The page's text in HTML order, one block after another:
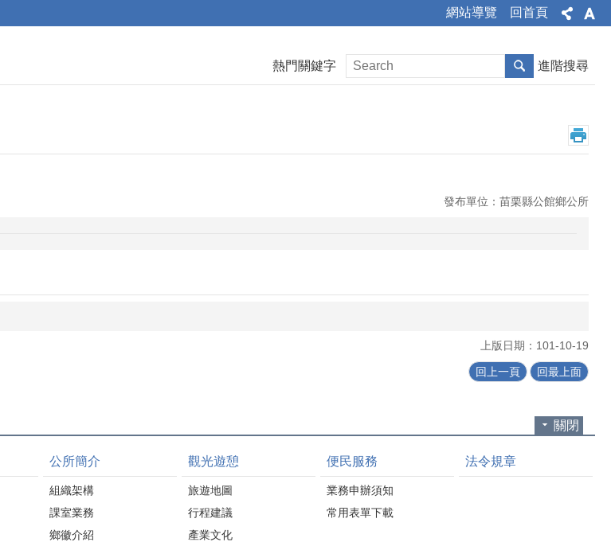
網站導覽 回首頁
熱門關鍵字 進階搜尋
發布單位：苗栗縣公館鄉公所
上版日期：101-10-19
回上一頁 回最上面
關閉
公所簡介
組織架構
課室業務
鄉徽介紹
觀光遊憩
旅遊地圖
行程建議
產業文化
便民服務
業務申辦須知
常用表單下載
法令規章